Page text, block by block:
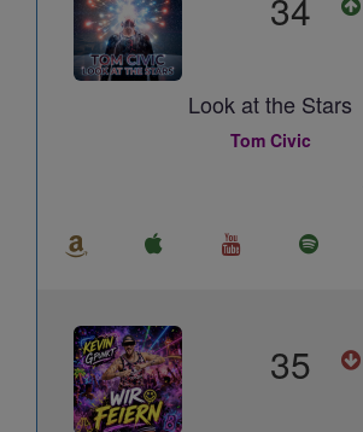
Look at the Stars
Tom Civic
35